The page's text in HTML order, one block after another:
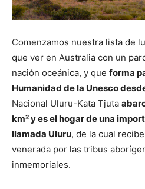
Comenzamos nuestra lista de
que ver en Australia con un
nación oceánica, y que forma
Humanidad de la Unesco
Nacional Uluru-Kata Tjuta
km² y es el hogar de una
llamada Uluru, de la cual
venerada por las tribus
inmemoriales.